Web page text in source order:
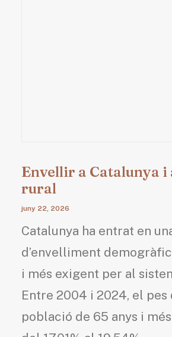
Envellir a Catalunya i
rural
juny 22, 2026
Catalunya ha entrat en
d’envelliment
i més exigent per al
Entre 2004 i 2024, el pes
població de 65 anys i